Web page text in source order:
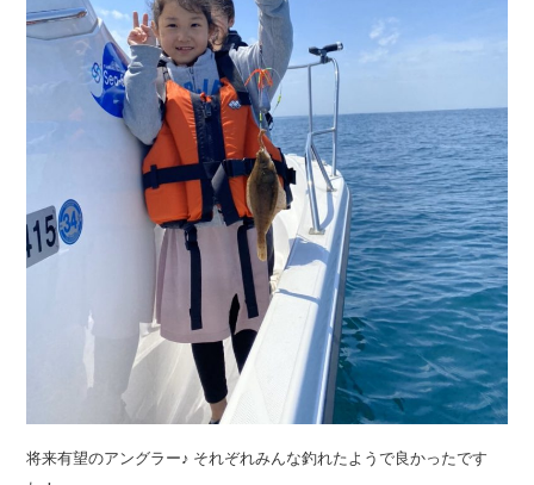
将来有望のアングラー♪ それぞれみんな釣れたようで良かったです